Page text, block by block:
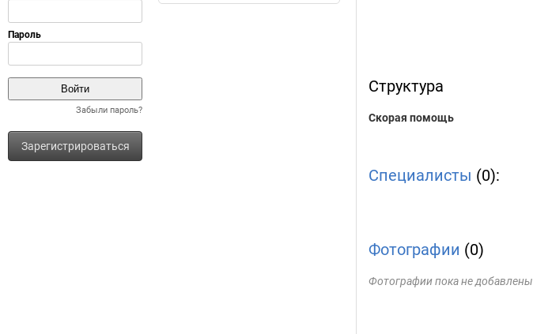
Забыли пароль?
Зарегистрироваться
Структура
Скорая помощь
Специалисты (0):
Фотографии (0)
Фотографии пока не добавлены